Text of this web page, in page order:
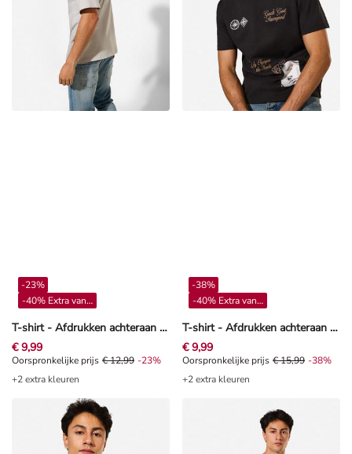
T-shirt - Afdrukken achteraan - Lichtblauw
-23%
-40% Extra vanaf 4**
€ 9,99
Oorspronkelijke prijs € 12,99, Korting -23%
Oorspronkelijke prijs € 12,99 -23%
+2 extra kleuren
T-shirt - Afdrukken achteraan - Zwart
-38%
-40% Extra vanaf 4**
€ 9,99
Oorspronkelijke prijs € 15,99,
Oorspronkelijke prijs € 15,99 -38%
+2 extra kleuren